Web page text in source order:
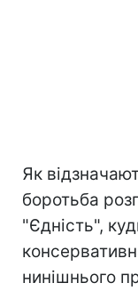
Як
боротьба
"Єдність",
нинішнього